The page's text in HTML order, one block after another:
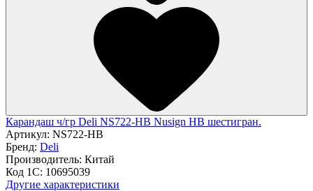
Карандаш ч/гр Deli NS722-HB Nusign HB шестигран.
Артикул: NS722-HB
Бренд: Deli
Производитель: Китай
Код 1С: 10695039
Другие характеристики